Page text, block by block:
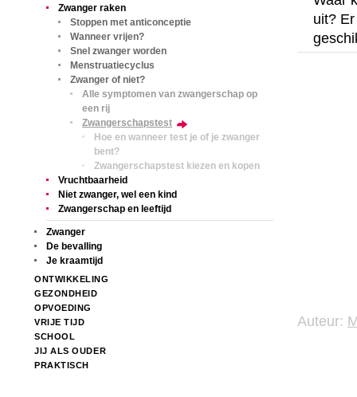
Zwanger raken
Stoppen met anticonceptie
Wanneer vrijen?
Snel zwanger worden
Menstruatiecyclus
Zwanger of niet?
Alle symptomen van zwangerschap op
een rij
Zwangerschapstest
Hoe en wanneer test je of je zwanger
bent?
Zwangerschapstest kiezen en kopen
Vruchtbaarheid
Niet zwanger, wel een kind
Zwangerschap en leeftijd
Zwanger
De bevalling
Je kraamtijd
ONTWIKKELING
GEZONDHEID
OPVOEDING
VRIJE TIJD
SCHOOL
JIJ ALS OUDER
PRAKTISCH
uit?
Auteur: